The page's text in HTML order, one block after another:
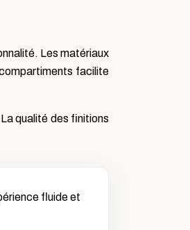
Les matériaux
facilite
qualité des finitions
fluide et